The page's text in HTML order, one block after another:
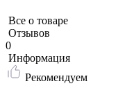
Все о товаре
Отзывов
0
Информация
Рекомендуем